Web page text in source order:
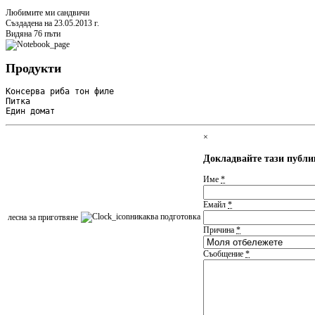
Любимите ми сандвичи
Създадена на 23.05.2013 г.
Видяна 76 пъти
Продукти
Консерва риба тон филе
Питка
Един домат
леснa за приготвяне никаква подготовка
×
Докладвайте тази
Име *
Емайл *
Причина *
Съобщение *